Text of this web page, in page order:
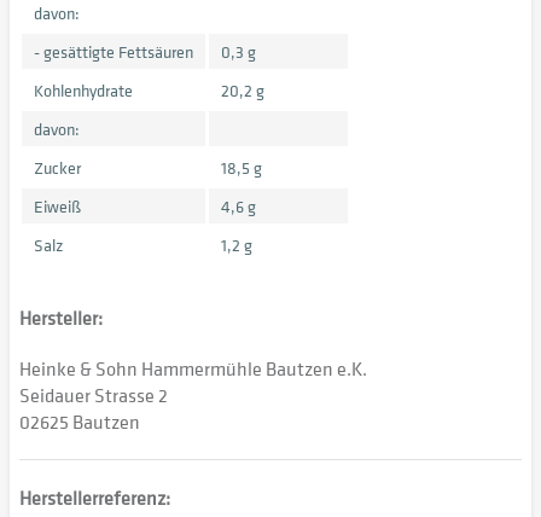
davon:
- gesättigte Fettsäuren
0,3 g
Kohlenhydrate
20,2 g
davon:
Zucker
18,5 g
Eiweiß
4,6 g
Salz
1,2 g
Hersteller:
Heinke & Sohn Hammermühle Bautzen e.K.
Seidauer Strasse 2
02625 Bautzen
Herstellerreferenz: